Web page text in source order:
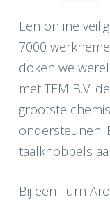
Een online
7000
doken we
met TEM B.V.
grootste
ondersteunen.
taalknobbels
Bij een Turn